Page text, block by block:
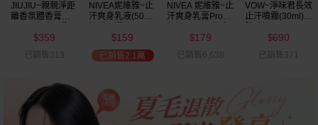
JIUJIU~親親淨距
離香氛體香膏
$359
已銷售313
NIVEA妮維雅~止
汗爽身乳液(50ml)
$159
已銷售2.1萬
NIVEA 妮維雅~止
汗爽身乳膏Pro升
$179
已銷售6,638
VOW~淨味君長效
止汗噴霧(30ml)
$690
已銷售371